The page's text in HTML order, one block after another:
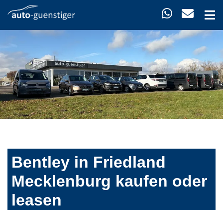
Bentley in Friedland
Mecklenburg kaufen oder
leasen